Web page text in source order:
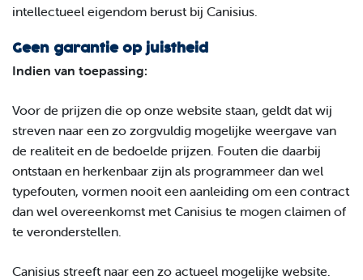
intellectueel eigendom berust bij Canisius.
Geen garantie op juistheid
Indien van toepassing:
Voor de prijzen die op onze website staan, geldt dat wij
streven naar een zo zorgvuldig mogelijke weergave van
de realiteit en de bedoelde prijzen. Fouten die daarbij
ontstaan en herkenbaar zijn als programmeer dan wel
typefouten, vormen nooit een aanleiding om een contract
dan wel overeenkomst met Canisius te mogen claimen of
te veronderstellen.
Canisius streeft naar een zo actueel mogelijke website.